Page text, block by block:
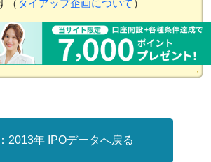
（ タイアップ企画について ）
2013年 IPOデータへ戻る